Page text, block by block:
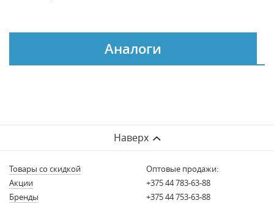
Аналоги
Наверх
Товары со скидкой
Акции
Бренды
Оптовые продажи:
+375 44 783-63-88
+375 44 753-63-88